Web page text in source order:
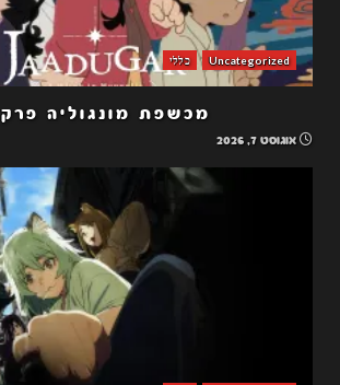
Uncategorized כללי
מכשפת מונגוליה פרק 6
אוגוסט 7, 2026